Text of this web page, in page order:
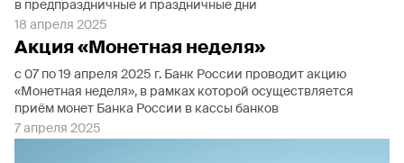
в предпраздничные и праздничные дни
18 апреля 2025
Акция «Монетная неделя»
с 07 по 19 апреля 2025 г. Банк России проводит акцию
«Монетная неделя», в рамках которой осуществляется
приём монет Банка России в кассы банков
7 апреля 2025